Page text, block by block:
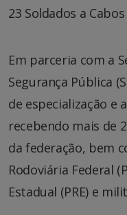
23 Soldados a
Em parceria com a
Segurança Pública
de especialização e
recebendo mais de
da federação, bem
Rodoviária Federal
Estadual (PRE) e